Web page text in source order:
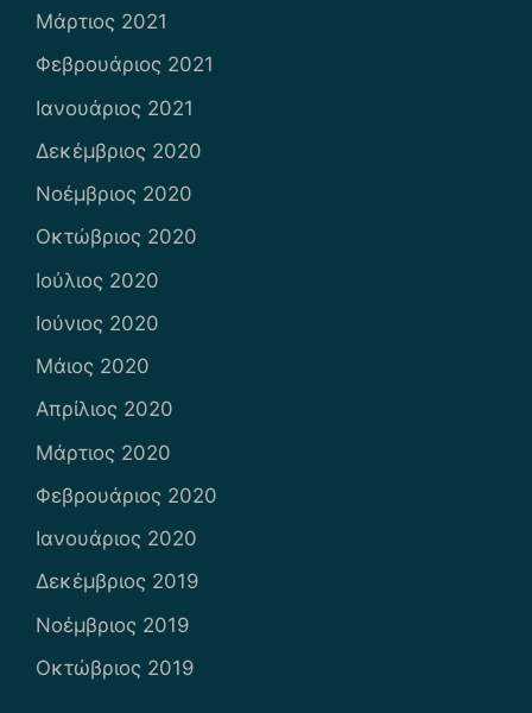
Μάρτιος 2021
Φεβρουάριος 2021
Ιανουάριος 2021
Δεκέμβριος 2020
Νοέμβριος 2020
Οκτώβριος 2020
Ιούλιος 2020
Ιούνιος 2020
Μάιος 2020
Απρίλιος 2020
Μάρτιος 2020
Φεβρουάριος 2020
Ιανουάριος 2020
Δεκέμβριος 2019
Νοέμβριος 2019
Οκτώβριος 2019